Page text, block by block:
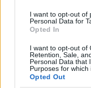
I want to opt-out of
Personal Data for
Opted In
I want to opt-out of
Retention, Sale,
Personal Data that
Purposes for which
Opted Out
sajnos nem
oldalán ráakadtam
ízeket. Ez már csak
rokonok hiányolták,
recept a…